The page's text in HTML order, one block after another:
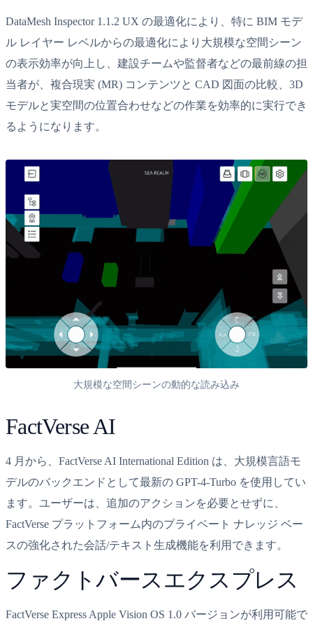
DataMesh Inspector 1.1.2 UX の最適化により、特に BIM モデ
ル レイヤー レベルからの最適化により大規模な空間シーン
の表示効率が向上し、建設チームや監督者などの最前線の担
当者が、複合現実 (MR) コンテンツと CAD 図面の比較、3D
モデルと実空間の位置合わせなどの作業を効率的に実行でき
るようになります。
大規模な空間シーンの動的な読み込み
FactVerse AI
4 月から、FactVerse AI International Edition は、大規模言語モ
デルのバックエンドとして最新の GPT-4-Turbo を使用してい
ます。ユーザーは、追加のアクションを必要とせずに、
FactVerse プラットフォーム内のプライベート ナレッジ ベー
スの強化された会話/テキスト生成機能を利用できます。
ファクトバースエクスプレス
FactVerse Express Apple Vision OS 1.0 バージョンが利用可能で